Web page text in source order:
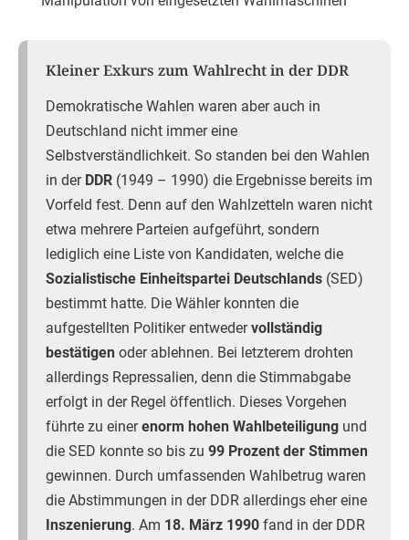
Kleiner Exkurs zum Wahlrecht in der DDR
Demokratische Wahlen waren aber auch in
Deutschland nicht immer eine
Selbstverständlichkeit. So standen bei den Wahlen
in der DDR (1949 – 1990) die Ergebnisse bereits im
Vorfeld fest. Denn auf den Wahlzetteln waren nicht
etwa mehrere Parteien aufgeführt, sondern
lediglich eine Liste von Kandidaten, welche die
Sozialistische Einheitspartei Deutschlands (SED)
bestimmt hatte. Die Wähler konnten die
aufgestellten Politiker entwedervollständig
bestätigen oder ablehnen. Bei letzterem drohten
allerdings Repressalien, denn die Stimmabgabe
erfolgt in der Regel öffentlich. Dieses Vorgehen
führte zu einerenorm hohen Wahlbeteiligung und
die SED konnte so bis zu 99 Prozent der Stimmen
gewinnen. Durch umfassenden Wahlbetrug waren
die Abstimmungen in der DDR allerdings eher eine
Inszenierung. Am 18. März 1990 fand in der DDR